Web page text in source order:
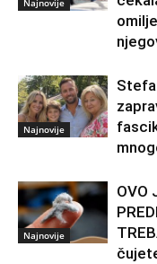
Najnovije
Najnovije
Najnovije
OVO